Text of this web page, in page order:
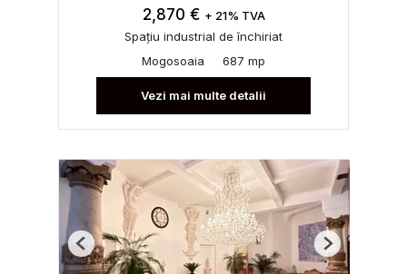
2,870 € + 21% TVA
Spațiu industrial de închiriat
Mogosoaia
687 mp
Vezi mai multe detalii
Previous Next